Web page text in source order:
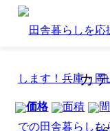
カ
価格 面積